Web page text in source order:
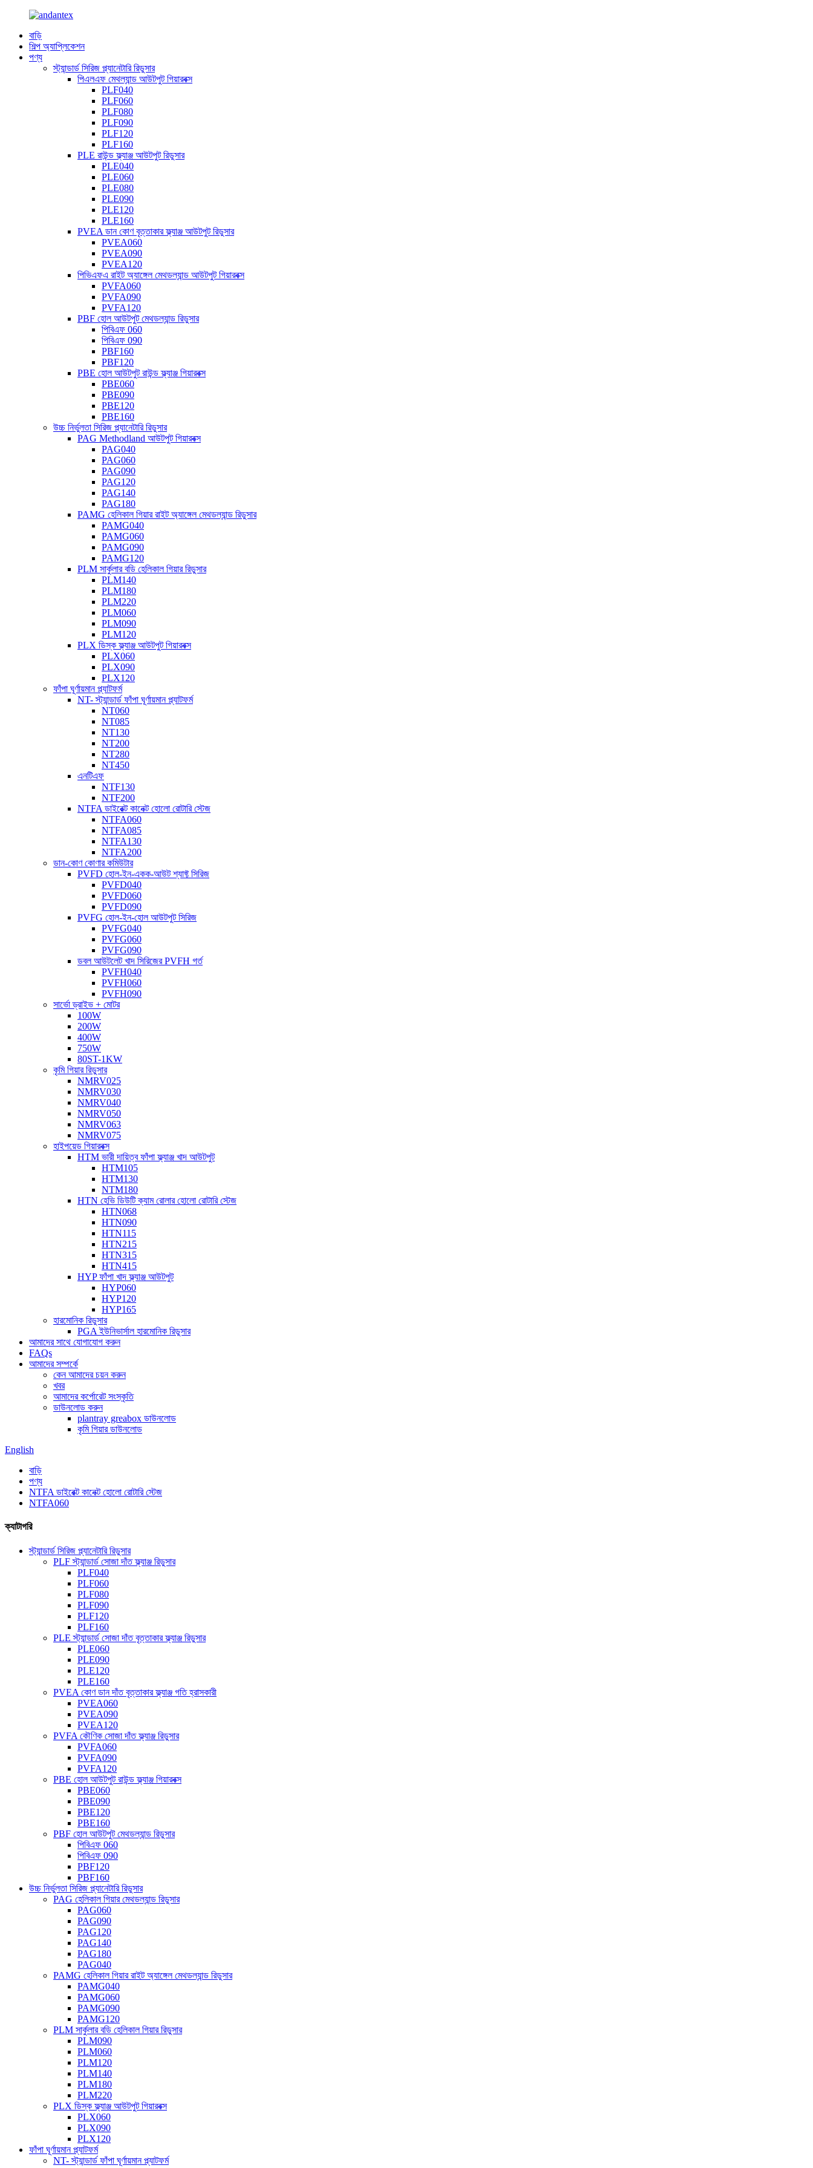
বাড়ি
শিল্প অ্যাপ্লিকেশন
পণ্য
স্ট্যান্ডার্ড সিরিজ প্ল্যানেটারি রিডুসার
পিএলএফ মেথল্যান্ড আউটপুট গিয়ারবক্স
PLF040
PLF060
PLF080
PLF090
PLF120
PLF160
PLE রাউন্ড ফ্ল্যাঞ্জ আউটপুট রিডুসার
PLE040
PLE060
PLE080
PLE090
PLE120
PLE160
PVEA ডান কোণ বৃত্তাকার ফ্ল্যাঞ্জ আউটপুট রিডুসার
PVEA060
PVEA090
PVEA120
পিভিএফএ রাইট অ্যাঙ্গেল মেথডল্যান্ড আউটপুট গিয়ারবক্স
PVFA060
PVFA090
PVFA120
PBF হোল আউটপুট মেথডল্যান্ড রিডুসার
পিবিএফ 060
পিবিএফ 090
PBF160
PBF120
PBE হোল আউটপুট রাউন্ড ফ্ল্যাঞ্জ গিয়ারবক্স
PBE060
PBE090
PBE120
PBE160
উচ্চ নির্ভুলতা সিরিজ প্ল্যানেটারি রিডুসার
PAG Methodland আউটপুট গিয়ারবক্স
PAG040
PAG060
PAG090
PAG120
PAG140
PAG180
PAMG হেলিকাল গিয়ার রাইট অ্যাঙ্গেল মেথডল্যান্ড রিডুসার
PAMG040
PAMG060
PAMG090
PAMG120
PLM সার্কুলার বডি হেলিকাল গিয়ার রিডুসার
PLM140
PLM180
PLM220
PLM060
PLM090
PLM120
PLX ডিস্ক ফ্ল্যাঞ্জ আউটপুট গিয়ারবক্স
PLX060
PLX090
PLX120
ফাঁপা ঘূর্ণায়মান প্ল্যাটফর্ম
NT- স্ট্যান্ডার্ড ফাঁপা ঘূর্ণায়মান প্ল্যাটফর্ম
NT060
NT085
NT130
NT200
NT280
NT450
এনটিএফ
NTF130
NTF200
NTFA ডাইরেক্ট কানেক্ট হোলো রোটারি স্টেজ
NTFA060
NTFA085
NTFA130
NTFA200
ডান-কোণ কোণার কমিউটার
PVFD হোল-ইন-একক-আউট শ্যাফ্ট সিরিজ
PVFD040
PVFD060
PVFD090
PVFG হোল-ইন-হোল আউটপুট সিরিজ
PVFG040
PVFG060
PVFG090
ডবল আউটলেট খাদ সিরিজের PVFH গর্ত
PVFH040
PVFH060
PVFH090
সার্ভো ড্রাইভ + মোটর
100W
200W
400W
750W
80ST-1KW
কৃমি গিয়ার রিডুসার
NMRV025
NMRV030
NMRV040
NMRV050
NMRV063
NMRV075
হাইপয়েড গিয়ারবক্স
HTM ভারী দায়িত্ব ফাঁপা ফ্ল্যাঞ্জ খাদ আউটপুট
HTM105
HTM130
NTM180
HTN হেভি ডিউটি ​​ক্যাম রোলার হোলো রোটারি স্টেজ
HTN068
HTN090
HTN115
HTN215
HTN315
HTN415
HYP ফাঁপা খাদ ফ্ল্যাঞ্জ আউটপুট
HYP060
HYP120
HYP165
হারমোনিক রিডুসার
PGA ইউনিভার্সাল হারমোনিক রিডুসার
আমাদের সাথে যোগাযোগ করুন
FAQs
আমাদের সম্পর্কে
কেন আমাদের চয়ন করুন
খবর
আমাদের কর্পোরেট সংস্কৃতি
ডাউনলোড করুন
plantray greabox ডাউনলোড
কৃমি গিয়ার ডাউনলোড
English
বাড়ি
পণ্য
NTFA ডাইরেক্ট কানেক্ট হোলো রোটারি স্টেজ
NTFA060
ক্যাটাগরি
স্ট্যান্ডার্ড সিরিজ প্ল্যানেটারি রিডুসার
PLF স্ট্যান্ডার্ড সোজা দাঁত ফ্ল্যাঞ্জ রিডুসার
PLF040
PLF060
PLF080
PLF090
PLF120
PLF160
PLE স্ট্যান্ডার্ড সোজা দাঁত বৃত্তাকার ফ্ল্যাঞ্জ রিডুসার
PLE060
PLE090
PLE120
PLE160
PVEA কোণ ডান দাঁত বৃত্তাকার ফ্ল্যাঞ্জ গতি হ্রাসকারী
PVEA060
PVEA090
PVEA120
PVFA কৌণিক সোজা দাঁত ফ্ল্যাঞ্জ রিডুসার
PVFA060
PVFA090
PVFA120
PBE হোল আউটপুট রাউন্ড ফ্ল্যাঞ্জ গিয়ারবক্স
PBE060
PBE090
PBE120
PBE160
PBF হোল আউটপুট মেথডল্যান্ড রিডুসার
পিবিএফ 060
পিবিএফ 090
PBF120
PBF160
উচ্চ নির্ভুলতা সিরিজ প্ল্যানেটারি রিডুসার
PAG হেলিকাল গিয়ার মেথডল্যান্ড রিডুসার
PAG060
PAG090
PAG120
PAG140
PAG180
PAG040
PAMG হেলিকাল গিয়ার রাইট অ্যাঙ্গেল মেথডল্যান্ড রিডুসার
PAMG040
PAMG060
PAMG090
PAMG120
PLM সার্কুলার বডি হেলিকাল গিয়ার রিডুসার
PLM090
PLM060
PLM120
PLM140
PLM180
PLM220
PLX ডিস্ক ফ্ল্যাঞ্জ আউটপুট গিয়ারবক্স
PLX060
PLX090
PLX120
ফাঁপা ঘূর্ণায়মান প্ল্যাটফর্ম
NT- স্ট্যান্ডার্ড ফাঁপা ঘূর্ণায়মান প্ল্যাটফর্ম